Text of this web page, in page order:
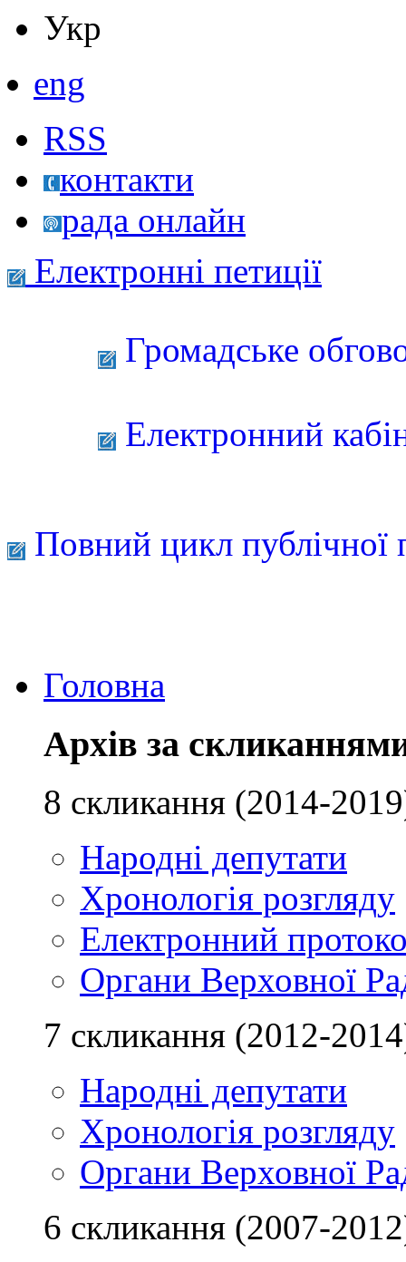
Укр
eng
RSS
контакти
рада онлайн
Електронні петиції
Громадське
Електронний
Повний цикл публічної
Головна
Архів за
8 скликання (2014-
Народні депутати
Хронологія розгляду
Електронний
Органи Верховної
7 скликання (2012-
Народні депутати
Хронологія розгляду
Органи Верховної
6 скликання (2007-